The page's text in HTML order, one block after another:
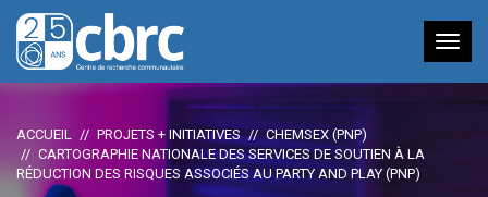
à
ACCUEIL PROJETS + INITIATIVES
CHEMSEX (PNP)
CARTOGRAPHIE NATIONALE DES SERVICES DE SOUTIEN À LA
RÉDUCTION DES RISQUES ASSOCIÉS AU PARTY AND PLAY (PNP)